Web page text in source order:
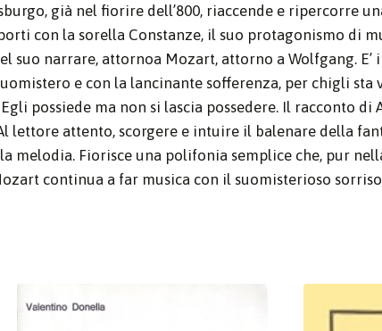
già nel fiorire dell’800, riaccende e ripercorre
con la sorella Constanze, il suo protagonismo di
suo narrare, attornoa Mozart, attorno a Wolfgang.
e con la lancinante sofferenza, per chigli sta
possiede ma non si lascia possedere. Il racconto di
attento, scorgere e intuire il balenare della
Fiorisce una polifonia semplice che, pur
continua a far musica con il suomisterioso